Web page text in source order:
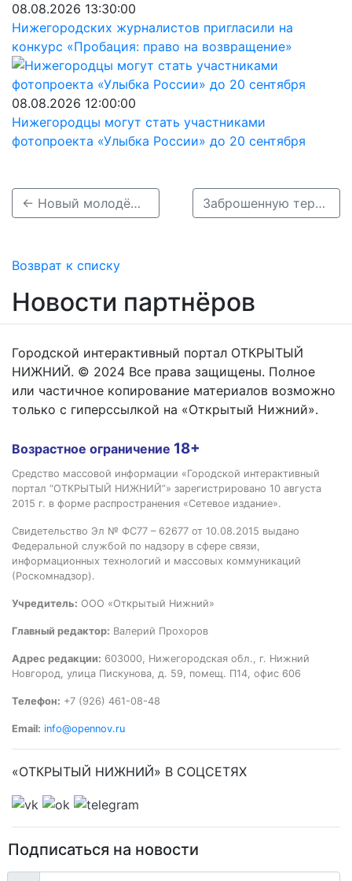
08.08.2026 13:30:00
Нижегородских журналистов пригласили на
конкурс «Пробация: право на возвращение»
08.08.2026 12:00:00
Нижегородцы могут стать участниками
фотопроекта «Улыбка России» до 20 сентября
← Новый молодёжный сквер создают на улице Комарова в Нижнем Новгороде Заброшенную территорию на улице Касьянова превратили в детскую площадку →
Возврат к списку
Новости партнёров
Городской интерактивный портал ОТКРЫТЫЙ
НИЖНИЙ. © 2024 Все права защищены. Полное
или частичное копирование материалов возможно
только с гиперссылкой на «Открытый Нижний».
Возрастное ограничение 18+
Средство массовой информации «Городской интерактивный
портал “ОТКРЫТЫЙ НИЖНИЙ”» зарегистрировано 10 августа
2015 г. в форме распространения «Сетевое издание».
Свидетельство Эл № ФС77 – 62677 от 10.08.2015 выдано
Федеральной службой по надзору в сфере связи,
информационных технологий и массовых коммуникаций
(Роскомнадзор).
Учредитель: ООО «Открытый Нижний»
Главный редактор: Валерий Прохоров
Адрес редакции: 603000, Нижегородская обл., г. Нижний
Новгород, улица Пискунова, д. 59, помещ. П14, офис 606
Телефон: +7 (926) 461-08-48
Email: info@opennov.ru
«ОТКРЫТЫЙ НИЖНИЙ» В СОЦСЕТЯХ
Подписаться на новости